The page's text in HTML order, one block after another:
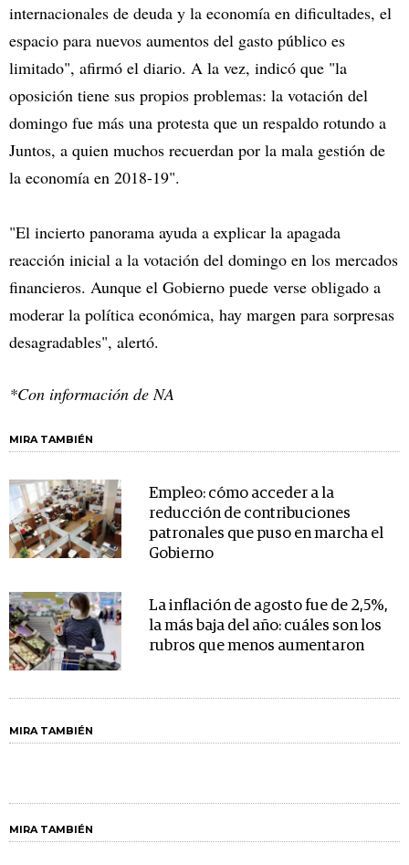
internacionales de deuda y la economía en dificultades, el
espacio para nuevos aumentos del gasto público es
limitado", afirmó el diario. A la vez, indicó que "la
oposición tiene sus propios problemas: la votación del
domingo fue más una protesta que un respaldo rotundo a
Juntos, a quien muchos recuerdan por la mala gestión de
la economía en 2018-19".
"El incierto panorama ayuda a explicar la apagada
reacción inicial a la votación del domingo en los mercados
financieros. Aunque el Gobierno puede verse obligado a
moderar la política económica, hay margen para sorpresas
desagradables", alertó.
*Con información de NA
MIRA TAMBIÉN
Empleo: cómo acceder a la
reducción de contribuciones
patronales que puso en marcha el
Gobierno
La inflación de agosto fue de 2,5%,
la más baja del año: cuáles son los
rubros que menos aumentaron
MIRA TAMBIÉN
MIRA TAMBIÉN